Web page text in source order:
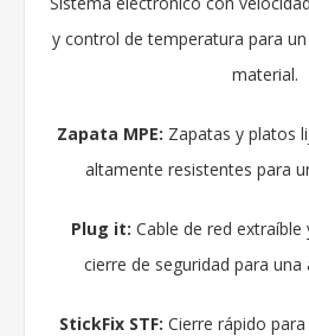
y control de temperatura para
material.
Zapata MPE: Zapatas y platos
altamente resistentes para
Plug it: Cable de red
cierre de seguridad para una
StickFix STF: Cierre rápido